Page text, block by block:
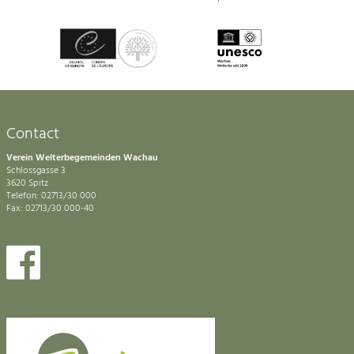
Contact
Verein Welterbegemeinden Wachau
Schlossgasse 3
3620 Spitz
Telefon: 02713/30 000
Fax: 02713/30 000-40